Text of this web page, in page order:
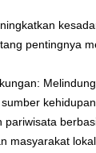
pentingnya
pariwisata
masyarakat